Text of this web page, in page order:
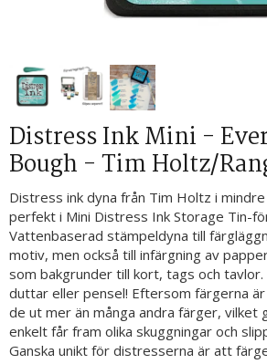
Distress Ink Mini -
Bough - Tim Holtz/
Distress ink dyna från Tim Holtz i
perfekt i Mini Distress Ink Storage Tin-
Vattenbaserad stämpeldyna till
motiv, men också till infärgning av
som bakgrunder till kort, tags och
duttar eller pensel! Eftersom färgerna
de ut mer än många andra färger, vilket
enkelt får fram olika skuggningar och
Ganska unikt för distresserna är att